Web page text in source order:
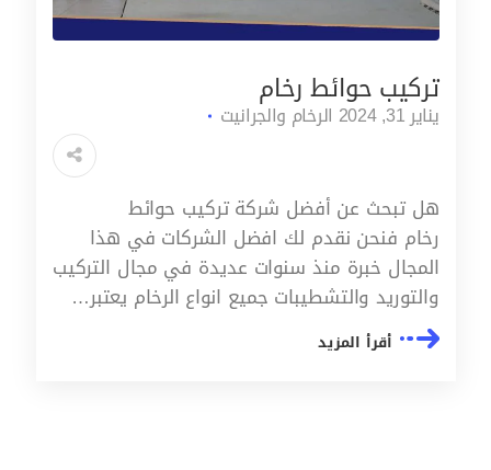
تركيب حوائط رخام
يناير 31, 2024 الرخام والجرانيت
هل تبحث عن أفضل شركة تركيب حوائط
رخام فنحن نقدم لك افضل الشركات في هذا
المجال خبرة منذ سنوات عديدة في مجال التركيب
والتوريد والتشطيبات جميع انواع الرخام يعتبر…
أقرأ المزيد